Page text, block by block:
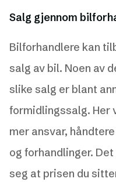
Salg gjennom
Bilforhandlere kan
salg av bil. Noen av
slike salg er blant
formidlingssalg. Her
mer ansvar,
og forhandlinger.
seg at prisen du